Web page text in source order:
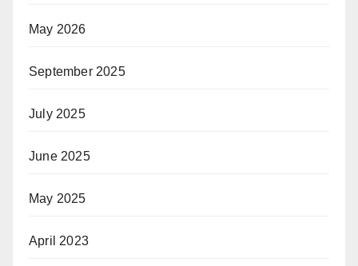
May 2026
September 2025
July 2025
June 2025
May 2025
April 2023